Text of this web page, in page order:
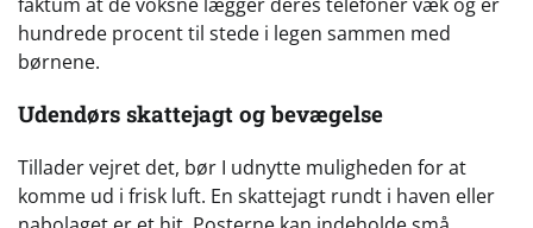
hundrede procent til stede i legen sammen med
børnene.
Udendørs skattejagt og bevægelse
Tillader vejret det, bør I udnytte muligheden for at
komme ud i frisk luft. En skattejagt rundt i haven eller